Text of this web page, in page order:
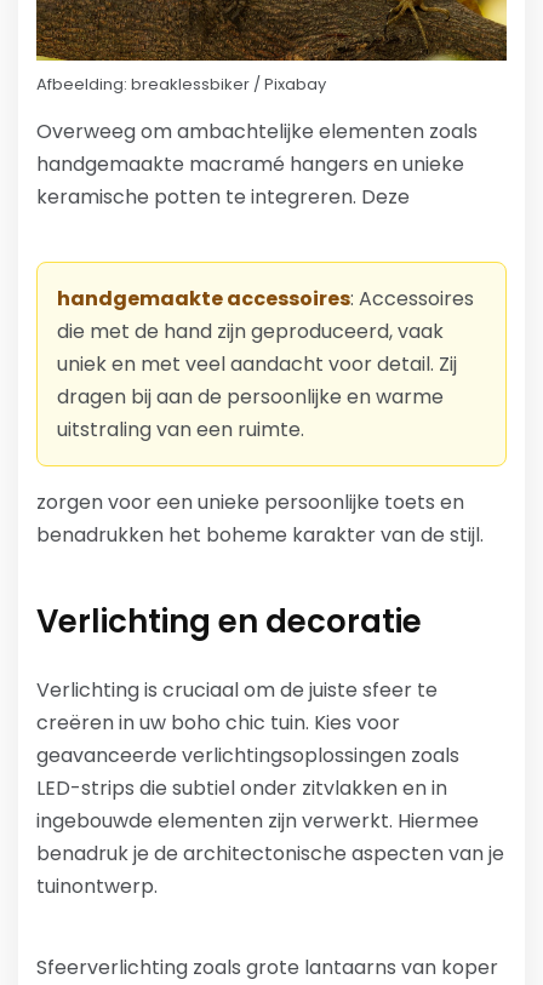
Afbeelding: breaklessbiker / Pixabay
Overweeg om ambachtelijke elementen zoals
handgemaakte macramé hangers en unieke
keramische potten te integreren. Deze
handgemaakte accessoires: Accessoires
die met de hand zijn geproduceerd, vaak
uniek en met veel aandacht voor detail. Zij
dragen bij aan de persoonlijke en warme
uitstraling van een ruimte.
zorgen voor een unieke persoonlijke toets en
benadrukken het boheme karakter van de stijl.
Verlichting en decoratie
Verlichting is cruciaal om de juiste sfeer te
creëren in uw boho chic tuin. Kies voor
geavanceerde verlichtingsoplossingen zoals
LED-strips die subtiel onder zitvlakken en in
ingebouwde elementen zijn verwerkt. Hiermee
benadruk je de architectonische aspecten van je
tuinontwerp.
Sfeerverlichting zoals grote lantaarns van koper